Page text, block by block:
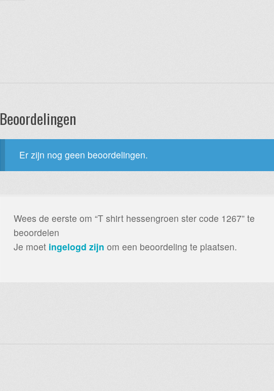
Beoordelingen
Er zijn nog geen beoordelingen.
Wees de eerste om “T shirt hessengroen ster code 1267” te
beoordelen
Je moet ingelogd zijn om een beoordeling te plaatsen.